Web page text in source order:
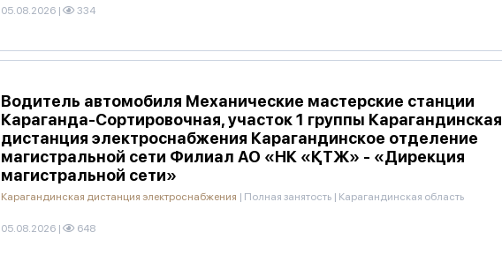
05.08.2026 | 334
Водитель автомобиля Механические мастерские станции
Караганда-Сортировочная, участок 1 группы Карагандинская
дистанция электроснабжения Карагандинское отделение
магистральной сети Филиал АО «НК «ҚТЖ» - «Дирекция
магистральной сети»
Карагандинская дистанция электроснабжения | Полная занятость | Карагандинская область
05.08.2026 | 648